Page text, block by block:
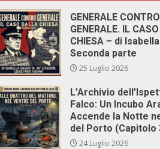
GENERALE CONTRO
GENERALE. IL
CHIESA – di
Seconda parte
25 Luglio 2026
L’Archivio
Falco: Un Incubo
Accende la Notte
del Porto (Capitolo
24 Luglio 2026